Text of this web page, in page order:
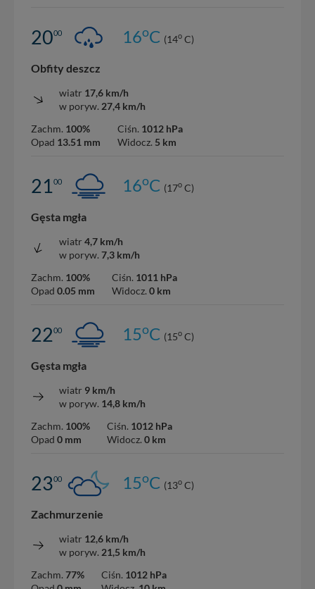
2000 16oC (14o C)
Obfity deszcz
wiatr 17,6 km/h
w poryw. 27,4 km/h
Zachm. 100%
Opad 13.51 mm
Ciśn. 1012 hPa
Widocz. 5 km
2100 16oC (17o C)
Gęsta mgła
wiatr 4,7 km/h
w poryw. 7,3 km/h
Zachm. 100%
Opad 0.05 mm
Ciśn. 1011 hPa
Widocz. 0 km
2200 15oC (15o C)
Gęsta mgła
wiatr 9 km/h
w poryw. 14,8 km/h
Zachm. 100%
Opad 0 mm
Ciśn. 1012 hPa
Widocz. 0 km
2300 15oC (13o C)
Zachmurzenie
wiatr 12,6 km/h
w poryw. 21,5 km/h
Zachm. 77%
Ciśn. 1012 hPa